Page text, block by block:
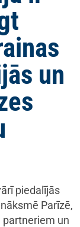
un
piedalījās
Parīzē,
partneriem un